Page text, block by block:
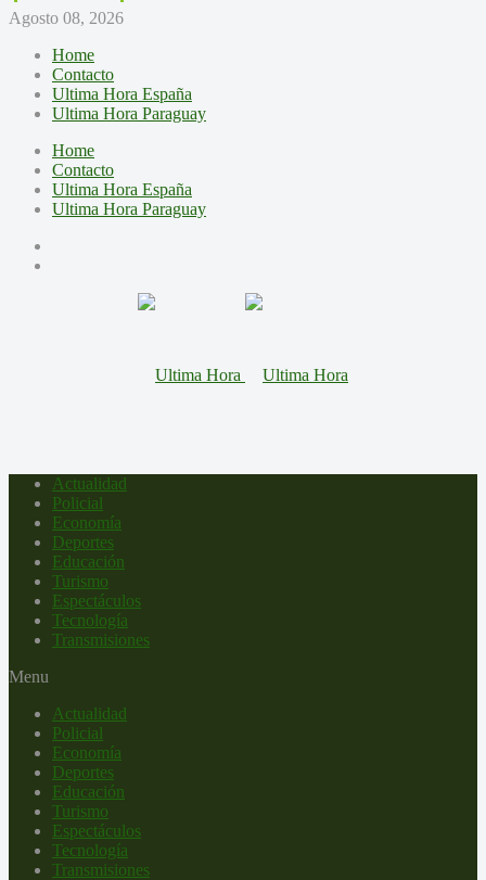
Agosto 08, 2026
Home
Contacto
Ultima Hora España
Ultima Hora Paraguay
Home
Contacto
Ultima Hora España
Ultima Hora Paraguay
Actualidad
Policial
Economía
Deportes
Educación
Turismo
Espectáculos
Tecnología
Transmisiones
Menu
Actualidad
Policial
Economía
Deportes
Educación
Turismo
Espectáculos
Tecnología
Transmisiones